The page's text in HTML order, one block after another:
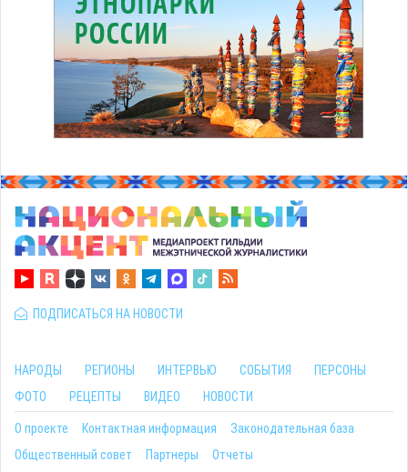
ПОДПИСАТЬСЯ НА НОВОСТИ
НАРОДЫ РЕГИОНЫ ИНТЕРВЬЮ СОБЫТИЯ
ПЕРСОНЫ
ФОТО
РЕЦЕПТЫ ВИДЕО НОВОСТИ
О проекте Контактная информация
Законодательная база
Общественный совет
Партнеры Отчеты